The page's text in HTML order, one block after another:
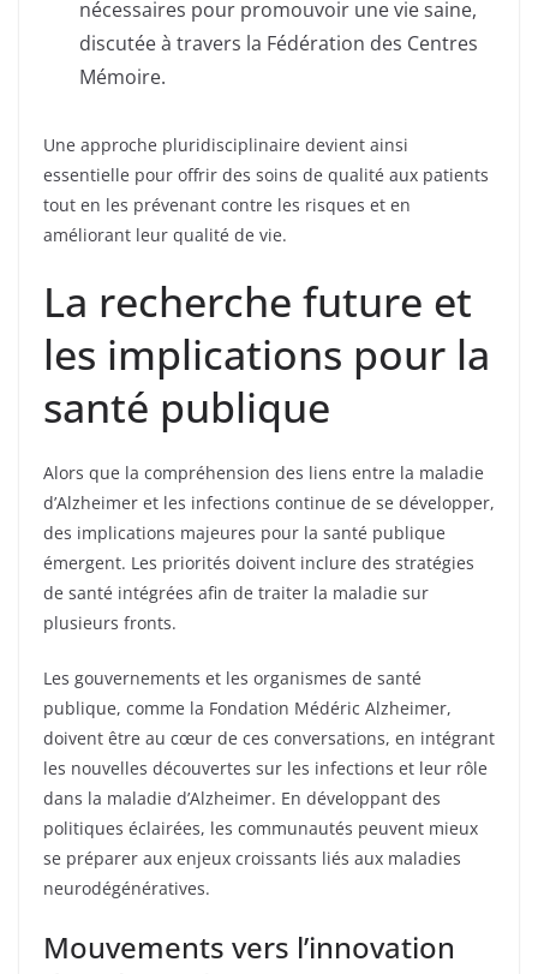
nécessaires pour promouvoir une vie saine,
discutée à travers la Fédération des Centres
Mémoire.
Une approche pluridisciplinaire devient ainsi
essentielle pour offrir des soins de qualité aux patients
tout en les prévenant contre les risques et en
améliorant leur qualité de vie.
La recherche future et
les implications pour la
santé publique
Alors que la compréhension des liens entre la maladie
d’Alzheimer et les infections continue de se développer,
des implications majeures pour la santé publique
émergent. Les priorités doivent inclure des stratégies
de santé intégrées afin de traiter la maladie sur
plusieurs fronts.
Les gouvernements et les organismes de santé
publique, comme la Fondation Médéric Alzheimer,
doivent être au cœur de ces conversations, en intégrant
les nouvelles découvertes sur les infections et leur rôle
dans la maladie d’Alzheimer. En développant des
politiques éclairées, les communautés peuvent mieux
se préparer aux enjeux croissants liés aux maladies
neurodégénératives.
Mouvements vers l’innovation